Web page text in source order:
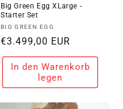
Big Green Egg XLarge -
Starter Set
Anbieter:
BIG GREEN EGG
Normaler
Preis
€3.499,00 EUR
In den Warenkorb
legen